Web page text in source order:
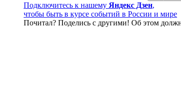
Подключитесь к нашему Яндекс Дзен,
чтобы быть в курсе событий в России и мире
Почитал? Поделись с другими! Об этом